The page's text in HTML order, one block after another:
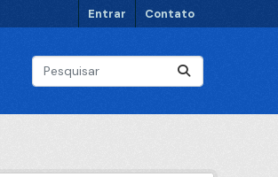
Entrar Contato